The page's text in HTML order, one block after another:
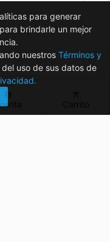
para generar
brindarle un mejor
nuestros Términos y
uso de sus datos de